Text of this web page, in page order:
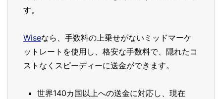
す。
Wiseなら、手数料の上乗せがないミッドマーケ
ットレートを使用し、格安な手数料で、隠れたコ
ストなくスピーディーに送金ができます。
世界140カ国以上への送金に対応し、現在